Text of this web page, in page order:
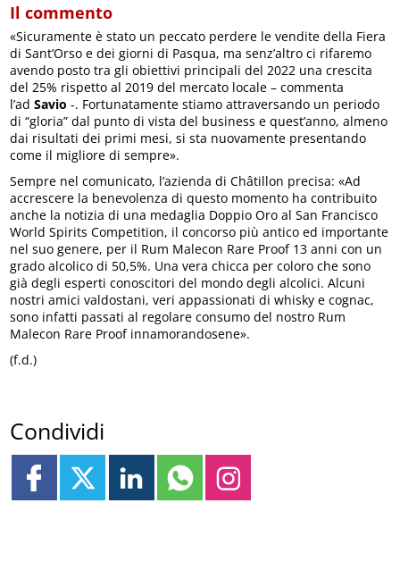
Il commento
«Sicuramente è stato un peccato perdere le vendite della Fiera
di Sant’Orso e dei giorni di Pasqua, ma senz’altro ci rifaremo
avendo posto tra gli obiettivi principali del 2022 una crescita
del 25% rispetto al 2019 del mercato locale – commenta
l’ad Savio -. Fortunatamente stiamo attraversando un periodo
di “gloria” dal punto di vista del business e quest’anno, almeno
dai risultati dei primi mesi, si sta nuovamente presentando
come il migliore di sempre».
Sempre nel comunicato, l’azienda di Châtillon precisa: «Ad
accrescere la benevolenza di questo momento ha contribuito
anche la notizia di una medaglia Doppio Oro al San Francisco
World Spirits Competition, il concorso più antico ed importante
nel suo genere, per il Rum Malecon Rare Proof 13 anni con un
grado alcolico di 50,5%. Una vera chicca per coloro che sono
già degli esperti conoscitori del mondo degli alcolici. Alcuni
nostri amici valdostani, veri appassionati di whisky e cognac,
sono infatti passati al regolare consumo del nostro Rum
Malecon Rare Proof innamorandosene».
(f.d.)
Condividi